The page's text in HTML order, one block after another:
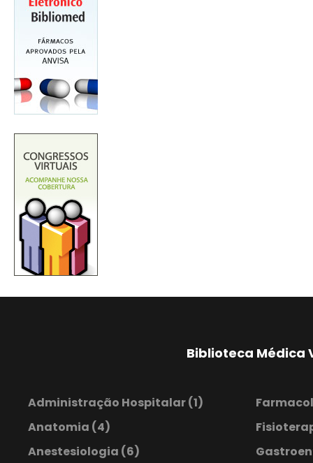
Biblioteca Médica
Administração Hospitalar(1)
Anatomia (4)
Anestesiologia (6)